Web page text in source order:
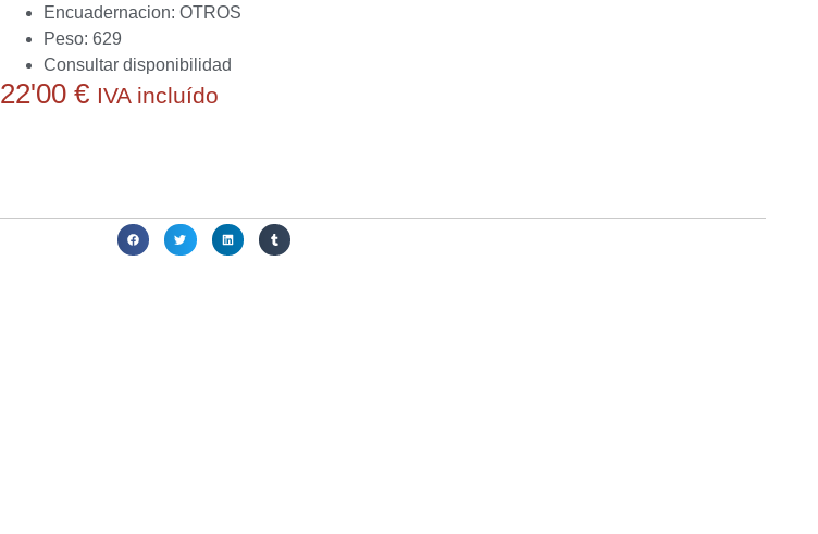
Encuadernacion: OTROS
Peso: 629
Consultar disponibilidad
22'00 € IVA incluído